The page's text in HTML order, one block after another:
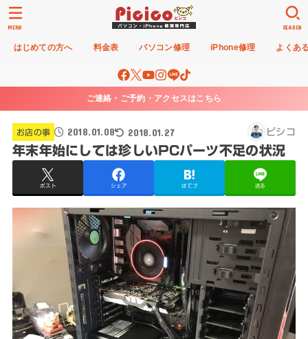
はじめての方へ 料金表 パソコン修理 iPhone修理 よくあ
SEARCH
MENU
ご連絡・ご予約・アクセスはこちら
お店の事 2018.01.08 2018.01.27 ピシコ
年末年始にしては珍しいPCパーツ不足の状況
ポスト シェア はてブ 送る